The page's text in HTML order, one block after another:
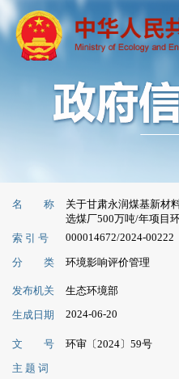
名 称
关于甘肃永润煤基新材
选煤厂500万吨/年项目
索 引 号
000014672/2024-00222
分 类 环境影响评价管理
发布机关
生态环境部
生成日期
2024-06-20
文 号
环审〔2024〕59号
主 题 词